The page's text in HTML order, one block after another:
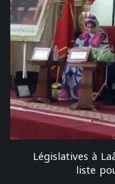
Législatives à
liste